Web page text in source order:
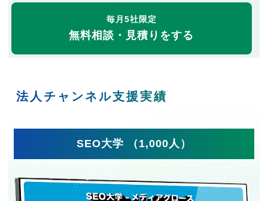
毎月5社限定
無料相談・見積りをする
法人チャンネル支援実績
SEO大学 （1,000人）